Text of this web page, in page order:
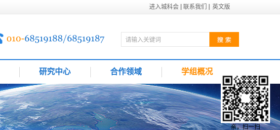
进入城科会 联系我们 英文版
研究中心 合作领域 学组概况
亲，扫一扫